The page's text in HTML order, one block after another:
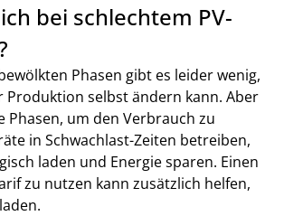
bei schlechtem PV-
Phasen gibt es leider wenig,
Produktion selbst ändern kann. Aber
Phasen, um den Verbrauch zu
in Schwachlast-Zeiten betreiben,
laden und Energie sparen. Einen
zu nutzen kann zusätzlich helfen,